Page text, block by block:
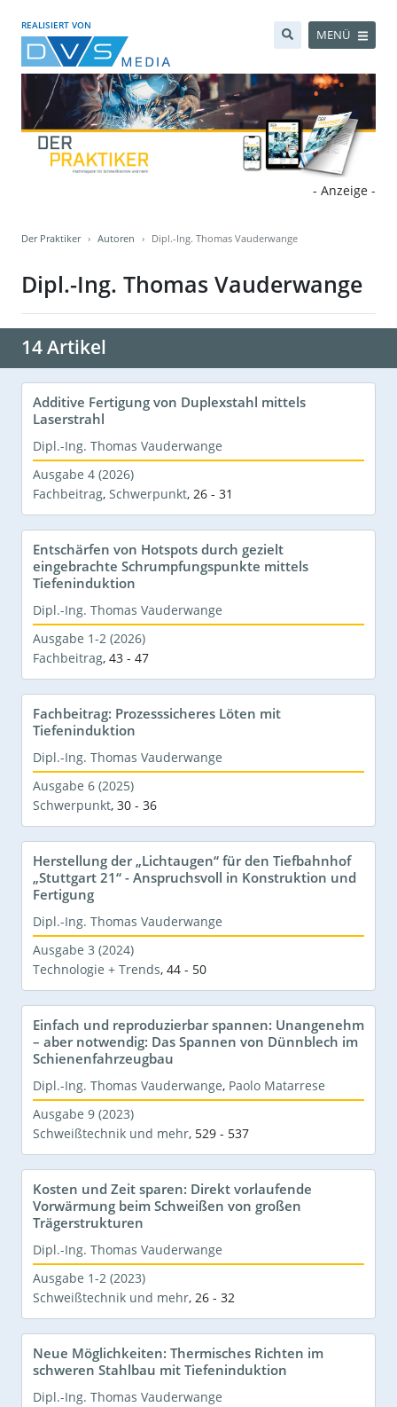
REALISIERT VON
MENÜ
- Anzeige -
Der Praktiker Autoren Dipl.-Ing. Thomas Vauderwange
Dipl.-Ing. Thomas Vauderwange
14 Artikel
Additive Fertigung von Duplexstahl mittels
Laserstrahl
Dipl.-Ing. Thomas Vauderwange
Ausgabe 4 (2026)
Fachbeitrag, Schwerpunkt, 26 - 31
Entschärfen von Hotspots durch gezielt
eingebrachte Schrumpfungspunkte mittels
Tiefeninduktion
Dipl.-Ing. Thomas Vauderwange
Ausgabe 1-2 (2026)
Fachbeitrag, 43 - 47
Fachbeitrag: Prozesssicheres Löten mit
Tiefeninduktion
Dipl.-Ing. Thomas Vauderwange
Ausgabe 6 (2025)
Schwerpunkt, 30 - 36
Herstellung der „Lichtaugen“ für den Tiefbahnhof
„Stuttgart 21“ - Anspruchsvoll in Konstruktion und
Fertigung
Dipl.-Ing. Thomas Vauderwange
Ausgabe 3 (2024)
Technologie + Trends, 44 - 50
Einfach und reproduzierbar spannen: Unangenehm
– aber notwendig: Das Spannen von Dünnblech im
Schienenfahrzeugbau
Dipl.-Ing. Thomas Vauderwange, Paolo Matarrese
Ausgabe 9 (2023)
Schweißtechnik und mehr, 529 - 537
Kosten und Zeit sparen: Direkt vorlaufende
Vorwärmung beim Schweißen von großen
Trägerstrukturen
Dipl.-Ing. Thomas Vauderwange
Ausgabe 1-2 (2023)
Schweißtechnik und mehr, 26 - 32
Neue Möglichkeiten: Thermisches Richten im
schweren Stahlbau mit Tiefeninduktion
Dipl.-Ing. Thomas Vauderwange